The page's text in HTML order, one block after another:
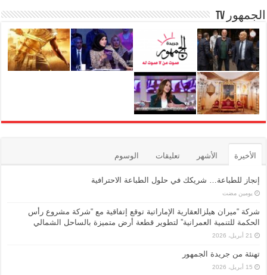
الجمهور TV
الأخيرة الأشهر تعليقات الوسوم
إنجاز للطباعة… شريكك في حلول الطباعة الاحترافية
‏يومين مضت
شركة “ميران هيلزالعقارية الإماراتية توقع إتفاقية مع “شركة مشروع رأس
الحكمة للتنمية العمرانية” لتطوير قطعة أرض متميزة بالساحل الشمالي
21 أبريل، 2026
تهنئة من جريدة الجمهور
15 أبريل، 2026